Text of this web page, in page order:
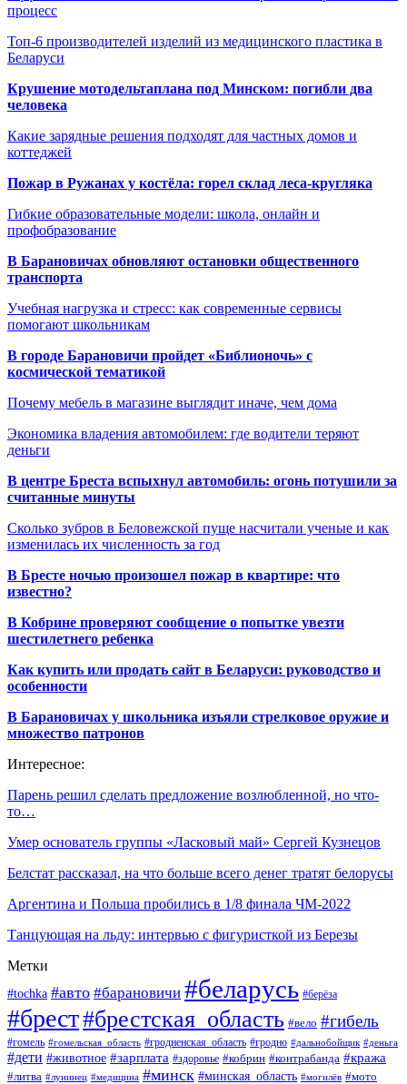
процесс
Топ-6 производителей изделий из медицинского пластика в
Беларуси
Крушение мотодельтаплана под Минском: погибли два
человека
Какие зарядные решения подходят для частных домов и
коттеджей
Пожар в Ружанах у костёла: горел склад леса-кругляка
Гибкие образовательные модели: школа, онлайн и
профобразование
В Барановичах обновляют остановки общественного
транспорта
Учебная нагрузка и стресс: как современные сервисы
помогают школьникам
В городе Барановичи пройдет «Библионочь» с
космической тематикой
Почему мебель в магазине выглядит иначе, чем дома
Экономика владения автомобилем: где водители теряют
деньги
В центре Бреста вспыхнул автомобиль: огонь потушили за
считанные минуты
Сколько зубров в Беловежской пуще насчитали ученые и как
изменилась их численность за год
В Бресте ночью произошел пожар в квартире: что
известно?
В Кобрине проверяют сообщение о попытке увезти
шестилетнего ребенка
Как купить или продать сайт в Беларуси: руководство и
особенности
В Барановичах у школьника изъяли стрелковое оружие и
множество патронов
Интересное:
Парень решил сделать предложение возлюбленной, но что-
то…
Умер основатель группы «Ласковый май» Сергей Кузнецов
Белстат рассказал, на что больше всего денег тратят белорусы
Аргентина и Польша пробились в 1/8 финала ЧМ-2022
Танцующая на льду: интервью с фигуристкой из Березы
Метки
#tochka #авто #барановичи #беларусь #берёза
#брест#брестская_область #вело #гибель
#гомель #гомельская_область #гродненская_область #гродно #дальнобойщик #деньга
#дети #животное #зарплата #здоровье #кобрин #контрабанда #кража
#литва #лунинец #медицина #минск #минская_область #могилёв #мото